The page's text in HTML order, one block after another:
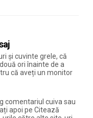
și cuvinte grele, că
ori înainte de a
că aveți un monitor
comentariul cuiva sau
apoi pe Citează